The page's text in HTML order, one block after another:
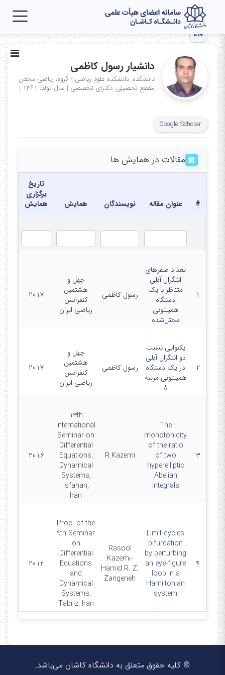
EN
دانشیار رسول کاظمی
دانشکده: دانشکده علوم ریاضی - گروه: ریاضی محض
مقطع تحصیلی: دکترای تخصصی | سال تولد: ۱۳۶۱ |
Google Scholar
مقالات در همایش ها
# عنوان مقاله نویسندگان همایش
تاریخ
برگزاری
همایش
۱
تعداد صفرهای
انتگرال آبلی
متناظر با یک
دستگاه
همیلتونی
مختل‌شده
رسول کاظمی
چهل و
هشتمین
کنفرانس
ریاضی ایران
2017
۲
یکنوایی نسبت
دو انتگرال آبلی
در یک دستگاه
همیلتونی مرتبه
8
رسول کاظمی
چهل و
هشتمین
کنفرانس
ریاضی ایران
2017
۳
The
monotonicity
of the ratio
of two
hyperelliptic
Abelian
integrals
R.Kazemi
13th
International
Seminar on
Differential
Equations,
Dynamical
Systems,
Isfahan,
Iran
2016
۴
Limit cycles
bifurcation
by perturbing
an eye-figure
loop in a
Hamiltonian
system
Rasool
Kazemi-
Hamid R. Z.
Zangeneh
Proc. of the
9th Seminar
on
Differential
Equations
and
Dynamical
Systems,
Tabriz, Iran
2012
© کلیه حقوق متعلق به دانشگاه کاشان می‌باشد.